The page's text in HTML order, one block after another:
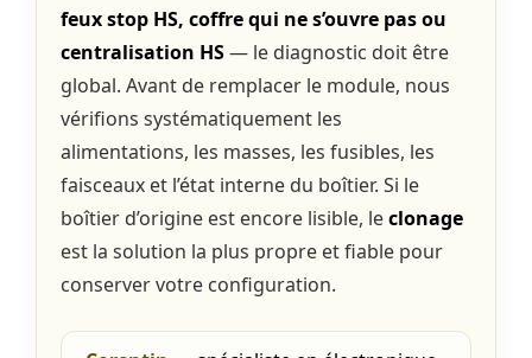
feux stop HS, coffre qui ne s’ouvre pas ou
centralisation HS— le diagnostic doit être
global. Avant de remplacer le module, nous
vérifions systématiquement les
alimentations, les masses, les fusibles, les
faisceaux et l’état interne du boîtier. Si le
boîtier d’origine est encore lisible, leclonage
est la solution la plus propre et fiable pour
conserver votre configuration.